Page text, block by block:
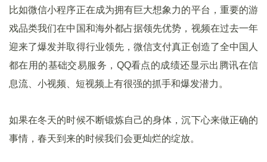
比如微信小程序正在成为拥有巨大想象力的平台，重要的游
戏品类我们在中国和海外都占据领先优势，视频在过去一年
迎来了爆发并取得行业领先，微信支付真正创造了全中国人
都在用的基础交易服务，QQ看点的成绩还显示出腾讯在信
息流、小视频、短视频上有很强的抓手和爆发潜力。
如果在冬天的时候不断锻炼自己的身体，沉下心来做正确的
事情，春天到来的时候我们会更灿烂的绽放。